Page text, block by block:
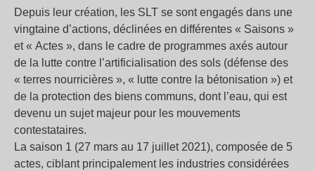
Depuis leur création, les SLT se sont engagés dans une
vingtaine d’actions, déclinées en différentes « Saisons »
et « Actes », dans le cadre de programmes axés autour
de la lutte contre l’artificialisation des sols (défense des
« terres nourricières », « lutte contre la bétonisation ») et
de la protection des biens communs, dont l’eau, qui est
devenu un sujet majeur pour les mouvements
contestataires.
La saison 1 (27 mars au 17 juillet 2021), composée de 5
actes, ciblant principalement les industries considérées